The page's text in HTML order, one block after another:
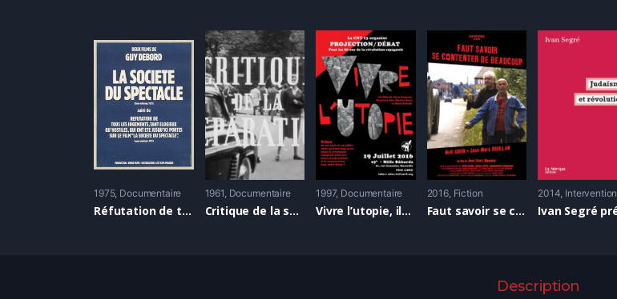
1975 Documentaire
Réfutation de tous les jugements, tant élogieux qu’hostiles, qui ont été jusqu’ici portés sur le film ‘La société du spectacle’
1961 Documentaire
Critique de la séparation
1997 Documentaire
Vivre l’utopie, ils ont réalisé l’anarchisme
2016 Fiction
Faut savoir se contenter de beaucoup
2014 Intervention
Description